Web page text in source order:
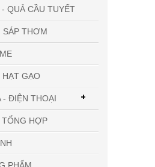
QUẢ CẦU TUYẾT
SÁP THƠM
HẠT GẠO
- ĐIỆN THOẠI +
HỢP
PHẨM